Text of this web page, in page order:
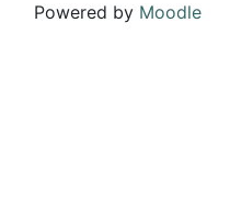
Powered by Moodle